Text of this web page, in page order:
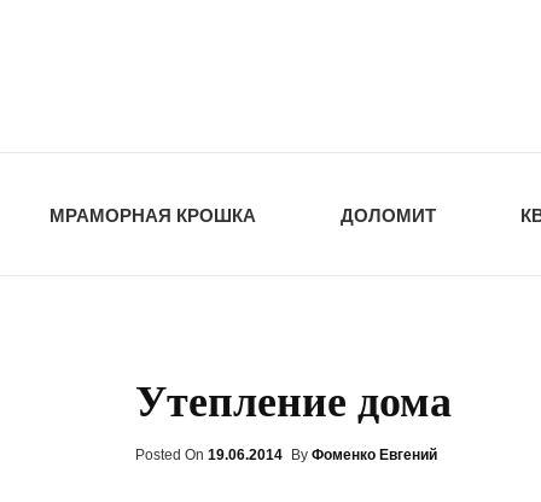
МРАМОРНАЯ КРОШКА ДОЛОМИТ
Утепление дома
Posted On Posted
19.06.2014 By Фоменко Евгений